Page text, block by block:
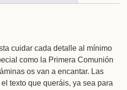
cuidar cada detalle al mínimo
como la Primera Comunión
os van a encantar. Las
texto que queráis, ya sea para